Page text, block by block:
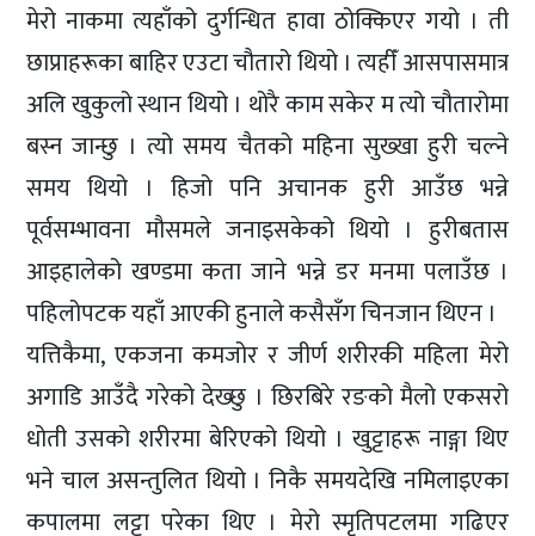
मेरो नाकमा त्यहाँको दुर्गन्धित हावा ठोक्किएर गयो । ती
छाप्राहरूका बाहिर एउटा चौतारो थियो । त्यहीँ आसपासमात्र
अलि खुकुलो स्थान थियो । थोरै काम सकेर म त्यो चौतारोमा
बस्न जान्छु । त्यो समय चैतको महिना सुख्खा हुरी चल्ने
समय थियो । हिजो पनि अचानक हुरी आउँछ भन्ने
पूर्वसम्भावना मौसमले जनाइसकेको थियो । हुरीबतास
आइहालेको खण्डमा कता जाने भन्ने डर मनमा पलाउँछ ।
पहिलोपटक यहाँ आएकी हुनाले कसैसँग चिनजान थिएन ।
यत्तिकैमा, एकजना कमजोर र जीर्ण शरीरकी महिला मेरो
अगाडि आउँदै गरेको देख्छु । छिरबिरे रङको मैलो एकसरो
धोती उसको शरीरमा बेरिएको थियो । खुट्टाहरू नाङ्गा थिए
भने चाल असन्तुलित थियो । निकै समयदेखि नमिलाइएका
कपालमा लट्टा परेका थिए । मेरो स्मृतिपटलमा गढिएर